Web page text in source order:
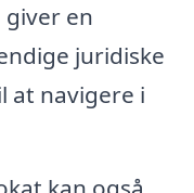
en
juridiske
at navigere i